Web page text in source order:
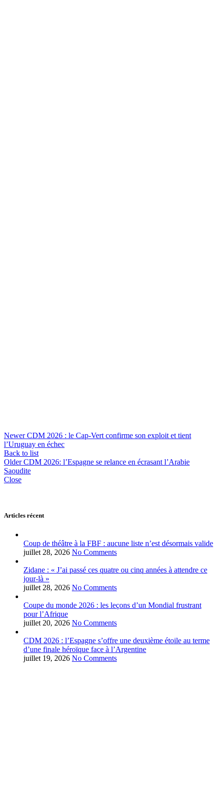
Newer CDM 2026 : le Cap-Vert confirme son exploit et tient
l’Uruguay en échec
Back to list
Older CDM 2026: l’Espagne se relance en écrasant l’Arabie
Saoudite
Close
Articles récent
Coup de théâtre à la FBF : aucune liste n’est désormais valide
juillet 28, 2026 No Comments
Zidane : « J’ai passé ces quatre ou cinq années à attendre ce
jour-là »
juillet 28, 2026 No Comments
Coupe du monde 2026 : les leçons d’un Mondial frustrant
pour l’Afrique
juillet 20, 2026 No Comments
CDM 2026 : l’Espagne s’offre une deuxième étoile au terme
d’une finale héroïque face à l’Argentine
juillet 19, 2026 No Comments